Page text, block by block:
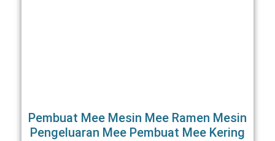
Pembuat Mee Mesin Mee Ramen Mesin
Pengeluaran Mee Pembuat Mee Kering